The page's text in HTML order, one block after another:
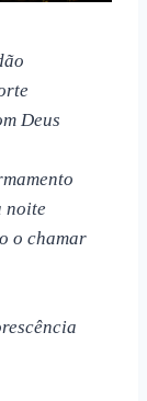
Deus
noite
o chamar